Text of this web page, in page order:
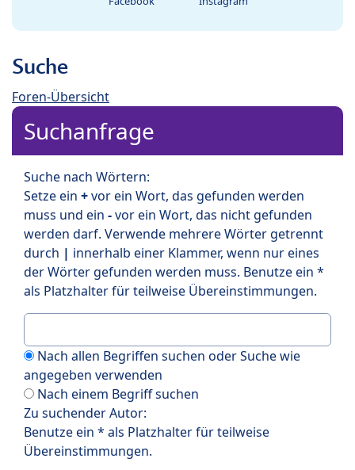
Suche
Foren-Übersicht
Suchanfrage
Suche nach Wörtern:
Setze ein +vor ein Wort, das gefunden werden
muss und ein -vor ein Wort, das nicht gefunden
werden darf. Verwende mehrere Wörter getrennt
durch | innerhalb einer Klammer, wenn nur eines
der Wörter gefunden werden muss. Benutze ein *
als Platzhalter für teilweise Übereinstimmungen.
Nach allen Begriffen suchen oder Suche wie
angegeben verwenden
Nach einem Begriff suchen
Zu suchender Autor:
Benutze ein * als Platzhalter für teilweise
Übereinstimmungen.